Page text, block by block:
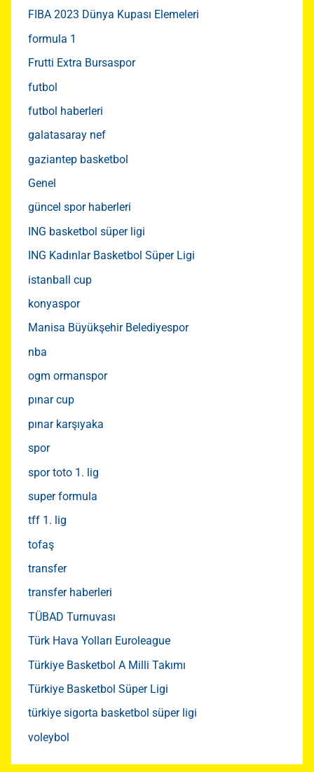
FIBA 2023 Dünya Kupası Elemeleri
formula 1
Frutti Extra Bursaspor
futbol
futbol haberleri
galatasaray nef
gaziantep basketbol
Genel
güncel spor haberleri
ING basketbol süper ligi
ING Kadınlar Basketbol Süper Ligi
istanball cup
konyaspor
Manisa Büyükşehir Belediyespor
nba
ogm ormanspor
pınar cup
pınar karşıyaka
spor
spor toto 1. lig
super formula
tff 1. lig
tofaş
transfer
transfer haberleri
TÜBAD Turnuvası
Türk Hava Yolları Euroleague
Türkiye Basketbol A Milli Takımı
Türkiye Basketbol Süper Ligi
türkiye sigorta basketbol süper ligi
voleybol